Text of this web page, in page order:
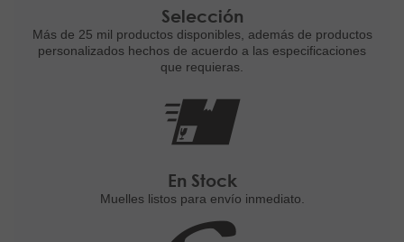
Selección
Más de 25 mil productos disponibles, además de productos
personalizados hechos de acuerdo a las especificaciones
que requieras.
En Stock
Muelles listos paraenvío inmediato.